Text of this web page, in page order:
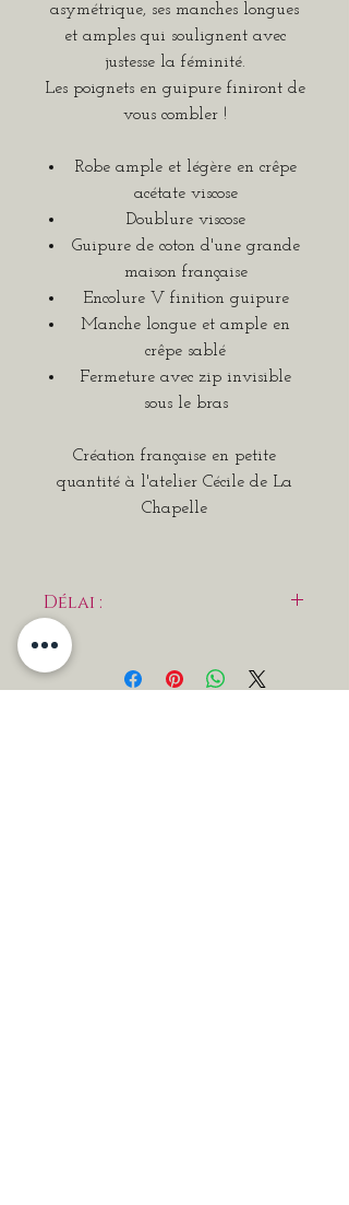
asymétrique, ses manches longues
et amples qui soulignent avec
justesse la féminité.
Les poignets en guipure finiront de
vous combler !
Robe ample et légère en crêpe
acétate viscose
Doublure viscose
Guipure de coton d'une grande
maison française
Encolure V finition guipure
Manche longue et ample en
crêpe sablé
Fermeture avec zip invisible
sous le bras
Création française en petite
quantité à l'atelier Cécile de La
Chapelle
Délai :
Robe réalisée à la demande, délai
de 4 à 5 semaines souhaité.